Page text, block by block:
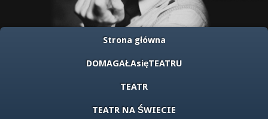
Strona główna
DOMAGAŁAsięTEATRU
TEATR
TEATR NA ŚWIECIE